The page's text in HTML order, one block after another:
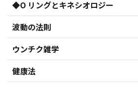
◆O リングとキネシオロジー
波動の法則
ウンチク雑学
健康法